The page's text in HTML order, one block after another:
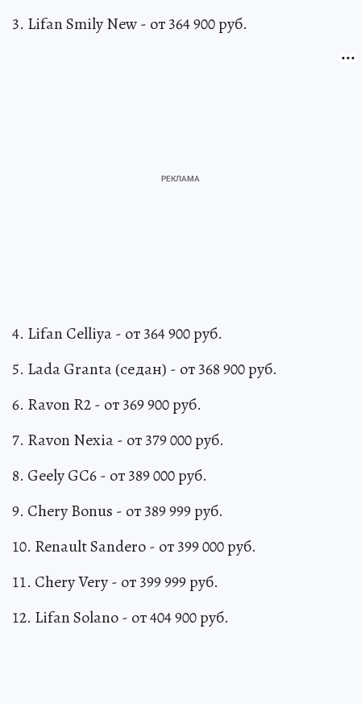
3. Lifan Smily New - от 364 900 руб.
4. Lifan Celliya - от 364 900 руб.
5. Lada Granta (седан) - от 368 900 руб.
6. Ravon R2 - от 369 900 руб.
7. Ravon Nexia - от 379 000 руб.
8. Geely GC6 - от 389 000 руб.
9. Chery Bonus - от 389 999 руб.
10. Renault Sandero - от 399 000 руб.
11. Chery Very - от 399 999 руб.
12. Lifan Solano - от 404 900 руб.